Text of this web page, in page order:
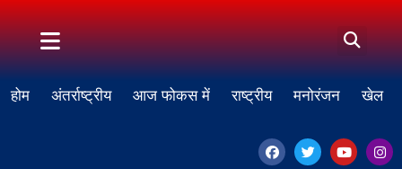
होम अंतर्राष्ट्रीय आज फोकस में राष्ट्रीय मनोरंजन खेल